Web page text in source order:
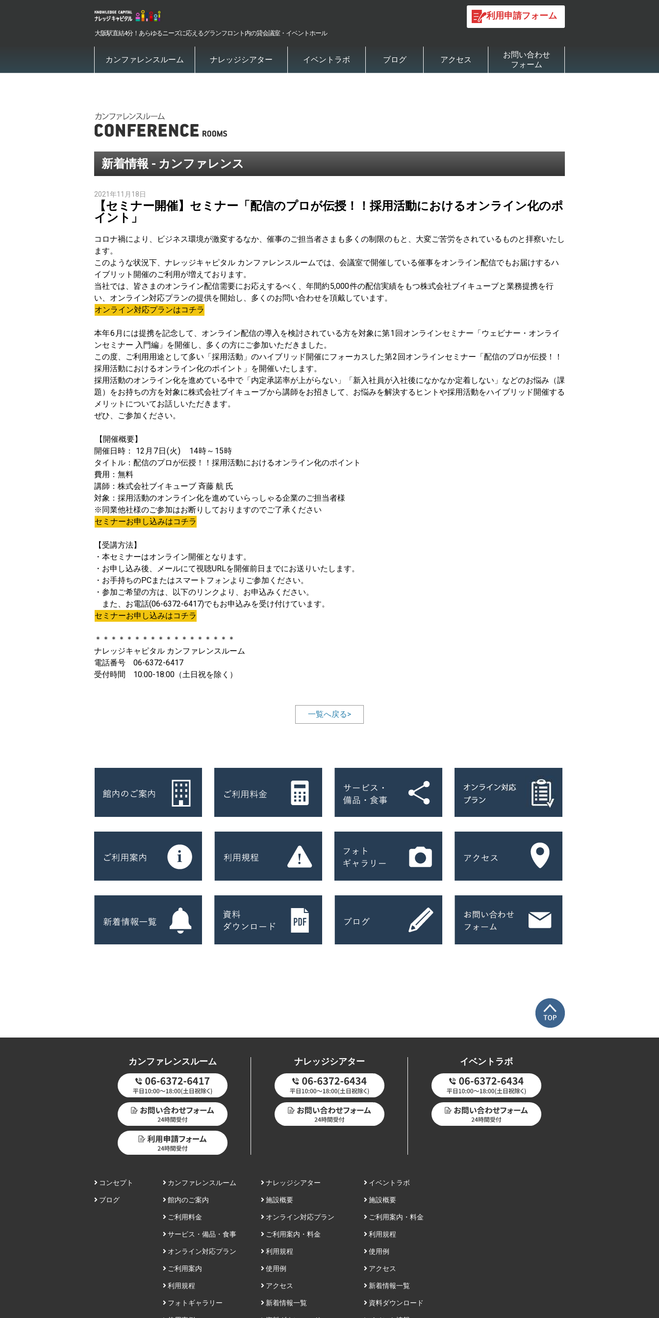
大阪駅直結4分！あらゆるニーズに応えるグランフロント内の貸会議室・イベントホール
利用申請フォーム
カンファレンスルーム ナレッジシアター イベントラボ ブログ アクセス
お問い合わせ
フォーム
新着情報 - カンファレンス
2021年11月18日
【セミナー開催】セミナー「配信のプロが伝授！！採用活動におけるオンライン化のポ
イント」
コロナ禍により、ビジネス環境が激変するなか、催事のご担当者さまも多くの制限のもと、大変ご苦労をされているものと拝察いたし
ます。
このような状況下、ナレッジキャピタル カンファレンスルームでは、会議室で開催している催事をオンライン配信でもお届けするハ
イブリット開催のご利用が増えております。
当社では、皆さまのオンライン配信需要にお応えするべく、年間約5,000件の配信実績をもつ株式会社ブイキューブと業務提携を行
い、オンライン対応プランの提供を開始し、多くのお問い合わせを頂戴しています。
オンライン対応プランはコチラ
本年6 月には提携を記念して、オンライン配信の導入を検討されている方を対象に第1 回オンラインセミナー「ウェビナー・オンライ
ンセミナー 入門編」を開催し、多くの方にご参加いただきました。
この度、ご利用用途として多い「採用活動」のハイブリッド開催にフォーカスした第2回オンラインセミナー「配信のプロが伝授！！
採用活動におけるオンライン化のポイント」を開催いたします。
採用活動のオンライン化を進めている中で「内定承諾率が上がらない」「新入社員が入社後になかなか定着しない」などのお悩み（課
題）をお持ちの方を対象に株式会社ブイキューブから講師をお招きして、お悩みを解決するヒントや採用活動をハイブリッド開催する
メリットについてお話しいただきます。
ぜひ、ご参加ください。
【開催概要】
開催日時：
12 月 7日(火) 14時～ 15時
タイトル：配信のプロが伝授！！採用活動におけるオンライン化のポイント
費用：無料
講師：株式会社ブイキューブ 斉藤 航 氏
対象：採用活動のオンライン化を進めていらっしゃる企業のご担当者様
※同業他社様のご参加はお断りしておりますのでご了承ください
セミナーお申し込みはコチラ
【受講方法】
・本セミナーはオンライン開催となります。
・お申し込み後、メールにて視聴URLを開催前日までにお送りいたします。
・お手持ちのPCまたはスマートフォンよりご参加ください。
・参加ご希望の方は、以下のリンクより、お申込みください。
また、お電話(06-6372-6417)でもお申込みを受け付けています。
セミナーお申し込みはコチラ
＊＊＊＊＊＊＊＊＊＊＊＊＊＊＊＊＊＊
ナレッジキャピタル カンファレンスルーム
電話番号 06-6372-6417
受付時間 10:00-18:00（土日祝を除く）
一覧へ戻る>
カンファレンスルーム ナレッジシアター イベントラボ
コンセプト
ブログ
カンファレンスルーム
館内のご案内
ご利用料金
サービス・備品・食事
オンライン対応プラン
ご利用案内
利用規程
フォトギャラリー
ナレッジシアター
施設概要
オンライン対応プラン
ご利用案内・料金
利用規程
使用例
アクセス
新着情報一覧
イベントラボ
施設概要
ご利用案内・料金
利用規程
使用例
アクセス
新着情報一覧
資料ダウンロード